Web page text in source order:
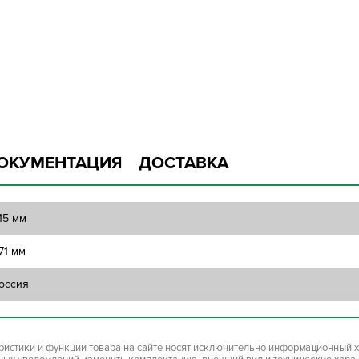
ДОСТАВКА
мм
мм
и функции товара на сайте носят исключительно информационный